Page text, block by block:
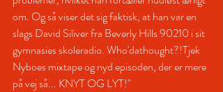
om. Og så viser det sig faktisk, at han var en
slags David Siliver fra Beverly Hills 90210 i sit
gymnasies skoleradio. Who'dathought?!Tjek
Nyboes mixtape og nyd episoden, der er mere
på vej så... KNYT OG LYT!"